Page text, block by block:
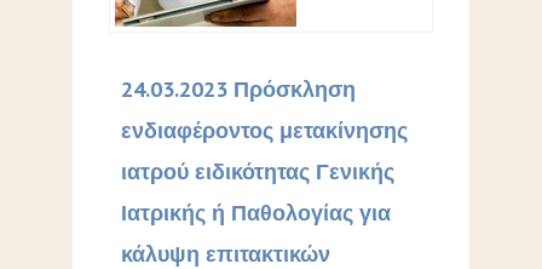
24.03.2023 Πρόσκληση
ενδιαφέροντος μετακίνησης
ιατρού ειδικότητας Γενικής
Ιατρικής ή Παθολογίας για
κάλυψη επιτακτικών